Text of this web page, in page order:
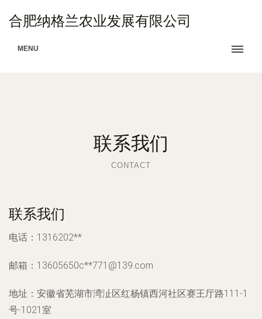
合肥纳格兰农业发展有限公司
MENU
联系我们
CONTACT
联系我们
电话：1316202**
邮箱：13605650c**771@139.com
地址：安徽省芜湖市湾沚区红杨镇西河社区赛王厅路111-1
号-1021室